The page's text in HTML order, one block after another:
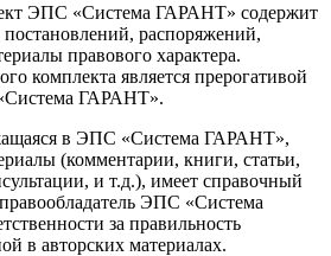
ЭПС «Система ГАРАНТ» содержит
постановлений, распоряжений,
правового характера.
комплекта является прерогативой
ГАРАНТ».
в ЭПС «Система ГАРАНТ»,
(комментарии, книги, статьи,
и т.д.), имеет справочный
ЭПС «Система
за правильность
в авторских материалах.